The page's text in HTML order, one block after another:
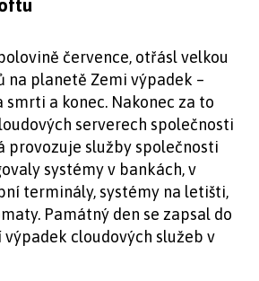
července, otřásl velkou
na planetě Zemi výpadek –
a konec. Nakonec za to
serverech společnosti
provozuje služby společnosti
systémy v bankách, v
terminály, systémy na letišti,
Památný den se zapsal do
cloudových služeb v